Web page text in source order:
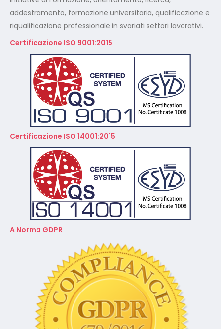
addestramento, formazione universitaria, qualificazione e
riqualificazione professionale in svariati settori lavorativi.
Certificazione ISO 9001:2015
Certificazione ISO 14001:2015
A Norma GDPR